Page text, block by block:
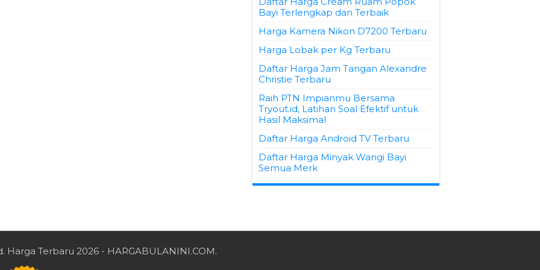
Bayi Terlengkap dan Terbaik
Harga Kamera Nikon D7200 Terbaru
Harga Lobak per Kg Terbaru
Daftar Harga Jam Tangan Alexandre
Christie Terbaru
Raih PTN Impianmu Bersama
Tryout.id, Latihan Soal Efektif untuk
Hasil Maksimal
Daftar Harga Android TV Terbaru
Daftar Harga Minyak Wangi Bayi
Semua Merk
Harga Terbaru 2026 - HARGABULANINI.COM.